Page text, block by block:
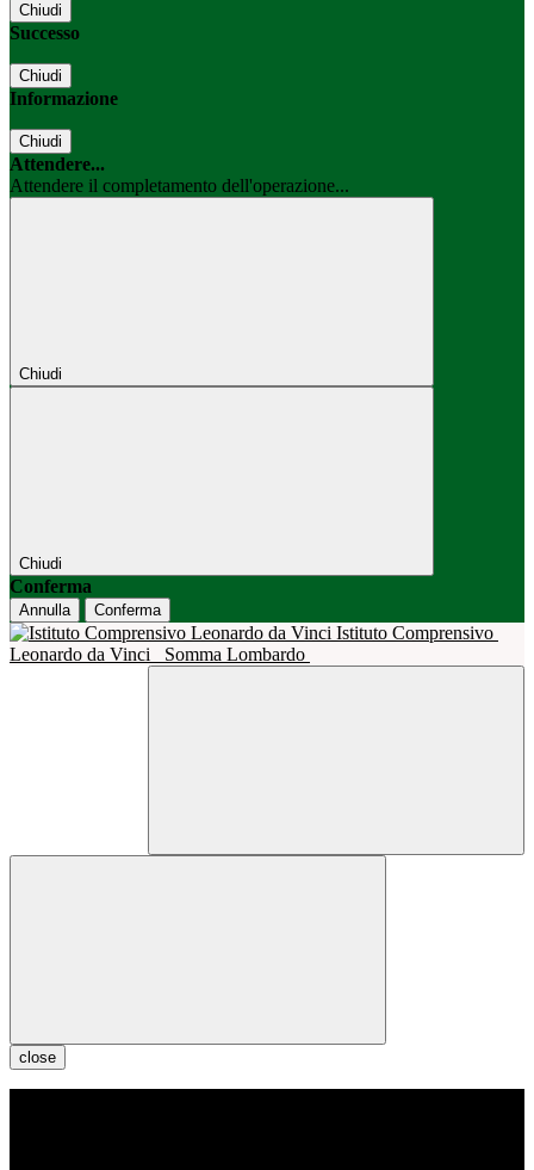
Chiudi
Successo
Chiudi
Informazione
Chiudi
Attendere...
Attendere il completamento dell'operazione...
Chiudi
Chiudi
Conferma
Annulla Conferma
Istituto Comprensivo
Leonardo da Vinci
Somma Lombardo
close